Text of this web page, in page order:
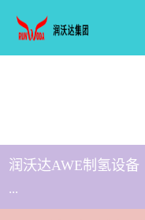
润沃达AWE制氢设备
...